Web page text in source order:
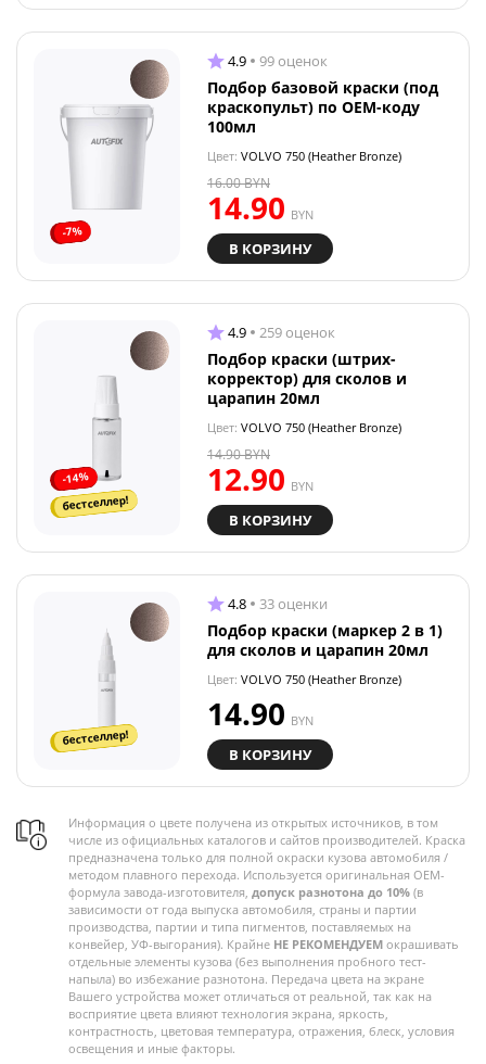
-7%
4.9 99 оценок
Подбор базовой краски (под
краскопульт) по OEM-коду
100мл
Цвет: VOLVO 750 (Heather Bronze)
14.90 BYN
16.00BYN
В КОРЗИНУ
-14%
бестселлер!
4.9 259 оценок
Подбор краски (штрих-
корректор) для сколов и
царапин 20мл
Цвет: VOLVO 750 (Heather Bronze)
12.90 BYN
14.90BYN
В КОРЗИНУ
бестселлер!
4.8 33 оценки
Подбор краски (маркер 2 в 1)
для сколов и царапин 20мл
Цвет: VOLVO 750 (Heather Bronze)
14.90 BYN
В КОРЗИНУ
Информация о цвете получена из открытых источников, в том
числе из официальных каталогов и сайтов производителей. Краска
предназначена только для полной окраски кузова автомобиля /
методом плавного перехода. Используется оригинальная OEM-
формула завода-изготовителя, допуск разнотона до 10% (в
зависимости от года выпуска автомобиля, страны и партии
производства, партии и типа пигментов, поставляемых на
конвейер, УФ-выгорания). Крайне НЕ РЕКОМЕНДУЕМ окрашивать
отдельные элементы кузова (без выполнения пробного тест-
напыла) во избежание разнотона. Передача цвета на экране
Вашего устройства может отличаться от реальной, так как на
восприятие цвета влияют технология экрана, яркость,
контрастность, цветовая температура, отражения, блеск, условия
освещения и иные факторы.